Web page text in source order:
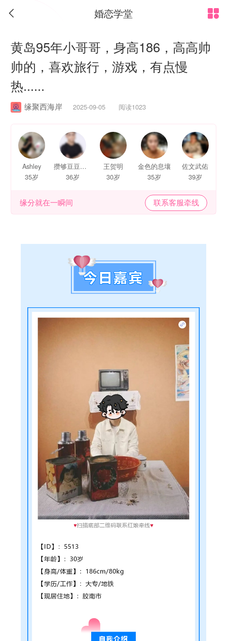
 婚恋学堂
黄岛95年小哥哥，身高186，高高帅
帅的，喜欢旅行，游戏，有点慢
热......
缘聚西海岸 2025-09-05 阅读1023
Ashley
35岁
攒够豆豆就能和你打招呼了
36岁
王贺明
30岁
金色的息壤
35岁
佐文武佑
39岁
缘分就在一瞬间 联系客服牵线
